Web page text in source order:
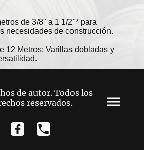
de 3/8" a 1 1/2"* para
necesidades de construcción.
12 Metros: Varillas dobladas y
de autor. Todos los
reservados.